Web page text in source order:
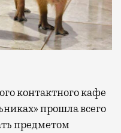
прошла всего
предметом